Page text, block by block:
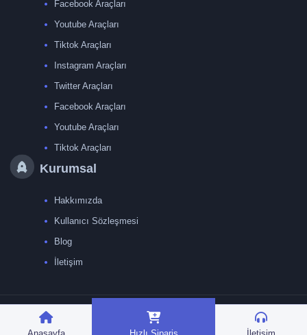
Facebook Araçları
Youtube Araçları
Tiktok Araçları
Instagram Araçları
Twitter Araçları
Facebook Araçları
Youtube Araçları
Tiktok Araçları
Kurumsal
Hakkımızda
Kullanıcı Sözleşmesi
Blog
İletişim
TRMedya 2026 © Tüm
hakları saklıdır.